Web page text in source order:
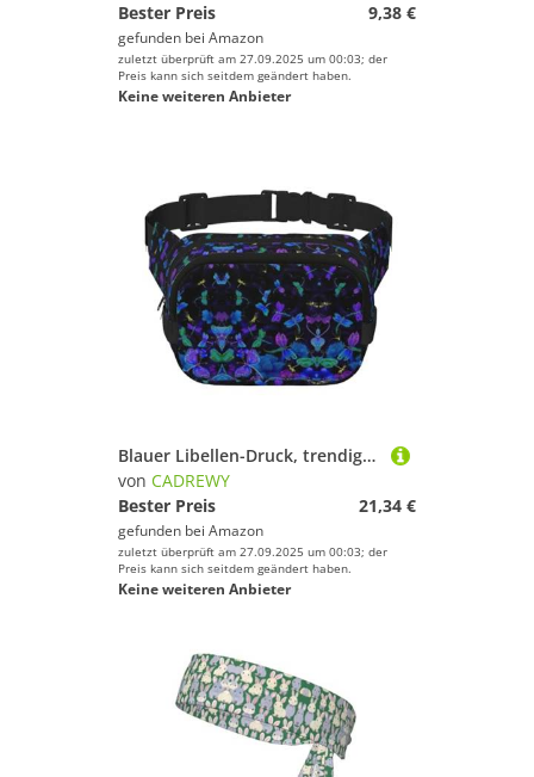
Bester Preis
9,38 €
gefunden bei Amazon
zuletzt überprüft am 27.09.2025 um 00:03; der
Preis kann sich seitdem geändert haben.
Keine weiteren Anbieter
Blauer Libellen-Druck, trendiger Rucksack, Crossbod, quadratisch, doppellagig, Hüfttasche, Reise- und Workout-Zubehör, Schwarz, Einheitsgröße
von CADREWY
Bester Preis
21,34 €
gefunden bei Amazon
zuletzt überprüft am 27.09.2025 um 00:03; der
Preis kann sich seitdem geändert haben.
Keine weiteren Anbieter